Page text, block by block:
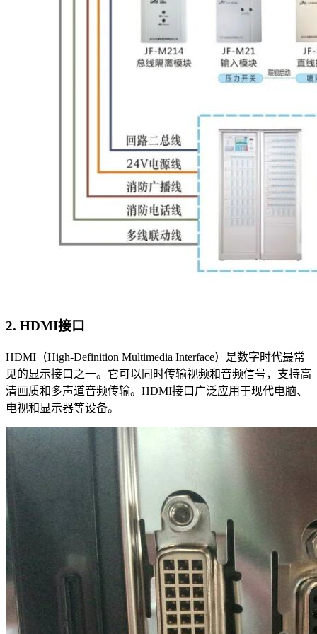
2. HDMI接口
HDMI（High-Definition Multimedia Interface）是数字时代最常
见的显示接口之一。它可以同时传输视频和音频信号，支持高
清画质和多声道音频传输。HDMI接口广泛应用于现代电脑、
电视和显示器等设备。